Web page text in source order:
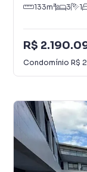
133m² 3 1
R$
Condomínio R$